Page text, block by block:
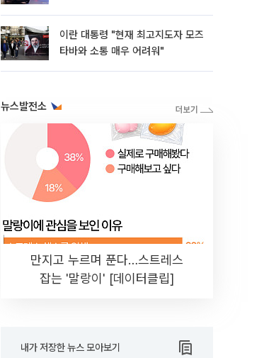
이란 대통령 "현재 최고지도자 모즈
타바와 소통 매우 어려워"
뉴스발전소
만지고 누르며 푼다…스트레스
잡는 '말랑이' [데이터클립]
내가 저장한 뉴스 모아보기